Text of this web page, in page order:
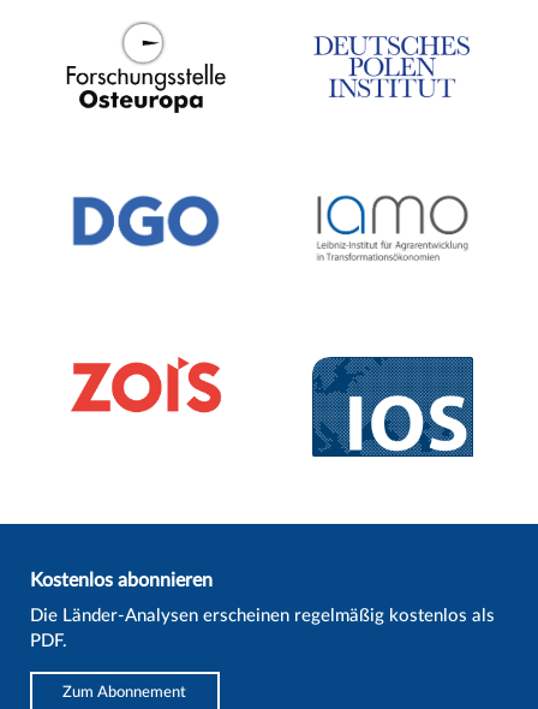
Kostenlos abonnieren
Die Länder-Analysen erscheinen regelmäßig kostenlos als
PDF.
Zum Abonnement